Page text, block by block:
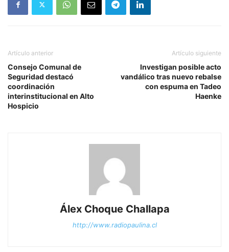
Artículo anterior
Consejo Comunal de
Seguridad destacó
coordinación
interinstitucional en Alto
Hospicio
Artículo siguiente
Investigan posible acto
vandálico tras nuevo rebalse
con espuma en Tadeo
Haenke
Álex Choque Challapa
http://www.radiopaulina.cl